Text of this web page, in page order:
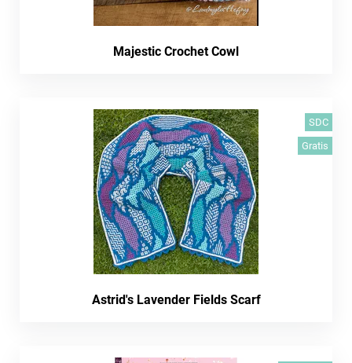
Majestic Crochet Cowl
SDC
Gratis
Astrid's Lavender Fields Scarf